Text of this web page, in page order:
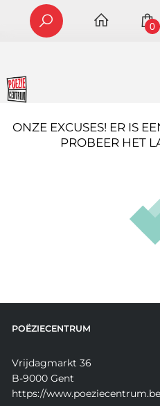
0
ONZE EXCUSES! ER IS
PROBEER HET
POËZIECENTRUM
Vrijdagmarkt 36
B-9000 Gent
https://www.poeziecentrum.be